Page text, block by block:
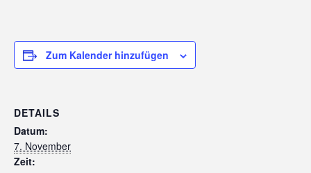
Zum Kalender hinzufügen
DETAILS
Datum:
7. November
Zeit: